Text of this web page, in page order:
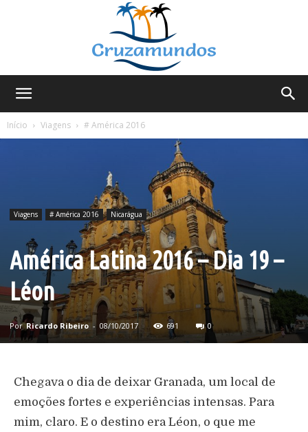
Início
Viagens # América 2016
Viagens # América 2016 Nicarágua
América Latina 2016 – Dia 19 –
Léon
Por Ricardo Ribeiro - 08/10/2017 691 0
Chegava o dia de deixar Granada, um local de
emoções fortes e experiências intensas. Para
mim, claro. E o destino era Léon, o que me